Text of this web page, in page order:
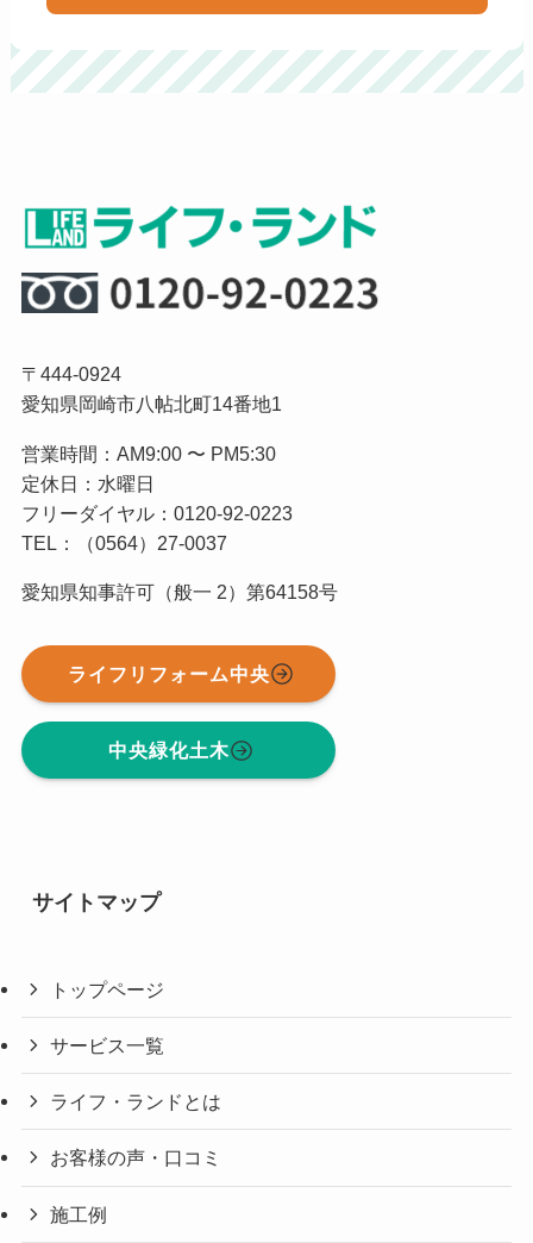
〒444-0924
愛知県岡崎市八帖北町14番地1
営業時間：AM9:00 〜 PM5:30
定休日：水曜日
フリーダイヤル：0120-92-0223
TEL：（0564）27-0037
愛知県知事許可（般一 2）第64158号
ライフリフォーム中央
中央緑化土木
サイトマップ
トップページ
サービス一覧
ライフ・ランドとは
お客様の声・口コミ
施工例